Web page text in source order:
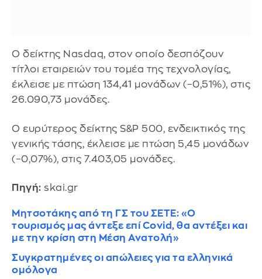
Ο δείκτης Nasdaq, στον οποίο δεσπόζουν
τίτλοι εταιρειών του τομέα της τεχνολογίας,
έκλεισε με πτώση 134,41 μονάδων (–0,51%), στις
26.090,73 μονάδες.
Ο ευρύτερος δείκτης S&P 500, ενδεικτικός της
γενικής τάσης, έκλεισε με πτώση 5,45 μονάδων
(–0,07%), στις 7.403,05 μονάδες.
Πηγή: skai.gr
Μητσοτάκης από τη ΓΣ του ΣΕΤΕ: «Ο
τουρισμός μας άντεξε επί Covid, θα αντέξει και
με την κρίση στη Μέση Ανατολή»
Συγκρατημένες οι απώλειες για τα ελληνικά
ομόλογα